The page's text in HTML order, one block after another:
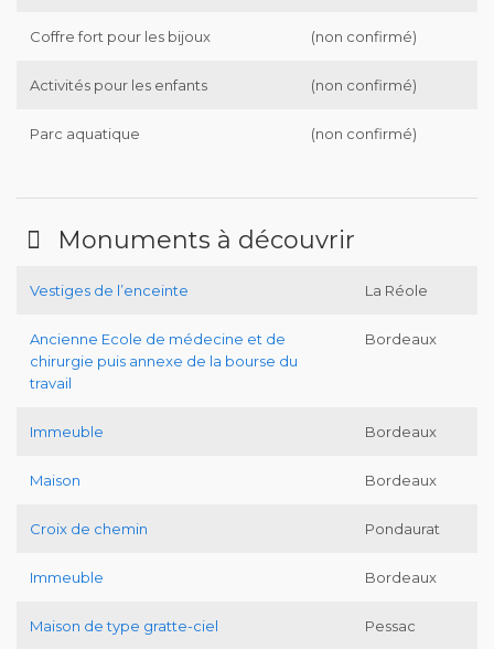
Coffre fort pour les bijoux (non confirmé)
Activités pour les enfants (non confirmé)
Parc aquatique (non confirmé)
Monuments à découvrir
Vestiges de l’enceinte La Réole
Ancienne Ecole de médecine et de
chirurgie puis annexe de la bourse du
travail
Bordeaux
Immeuble Bordeaux
Maison Bordeaux
Croix de chemin Pondaurat
Immeuble Bordeaux
Maison de type gratte-ciel Pessac